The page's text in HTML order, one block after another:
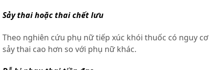
Sảy thai hoặc thai chết lưu
Theo nghiên cứu phụ nữ tiếp xúc khói thuốc có nguy cơ
sảy thai cao hơn so với phụ nữ khác.